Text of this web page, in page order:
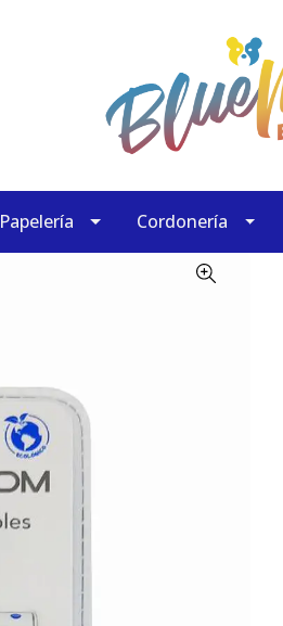
Papelería Cordonería